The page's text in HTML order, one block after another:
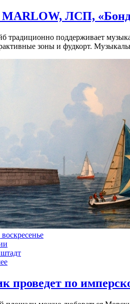
MARLOW, ЛСП,
традиционно поддерживает
зоны и фудкорт.
проведет по